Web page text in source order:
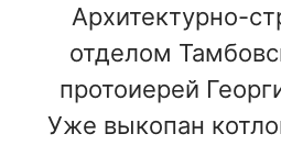
Архитектурно-
отделом
протоиерей
Уже выкопан